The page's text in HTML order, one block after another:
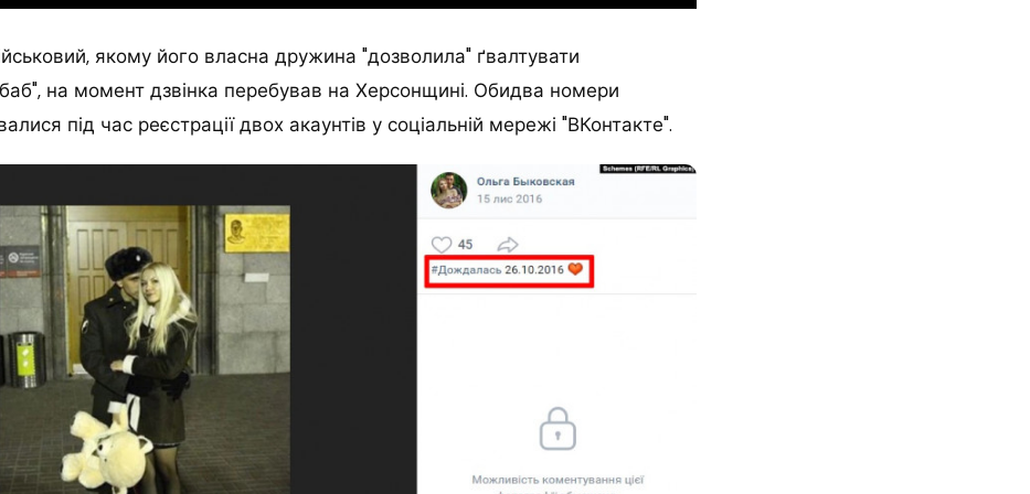
якому його власна дружина "дозволила" ґвалтувати
баб", на момент дзвінка перебував на Херсонщині. Обидва номери
під час реєстрації двох акаунтів у соціальній мережі "ВКонтакте".